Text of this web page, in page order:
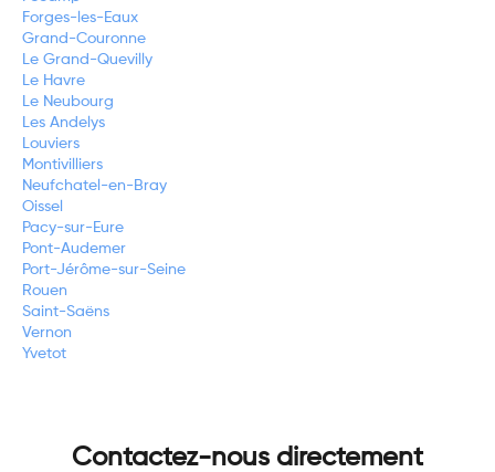
Forges-les-Eaux
Grand-Couronne
Le Grand-Quevilly
Le Havre
Le Neubourg
Les Andelys
Louviers
Montivilliers
Neufchatel-en-Bray
Oissel
Pacy-sur-Eure
Pont-Audemer
Port-Jérôme-sur-Seine
Rouen
Saint-Saëns
Vernon
Yvetot
Contactez-nous directement